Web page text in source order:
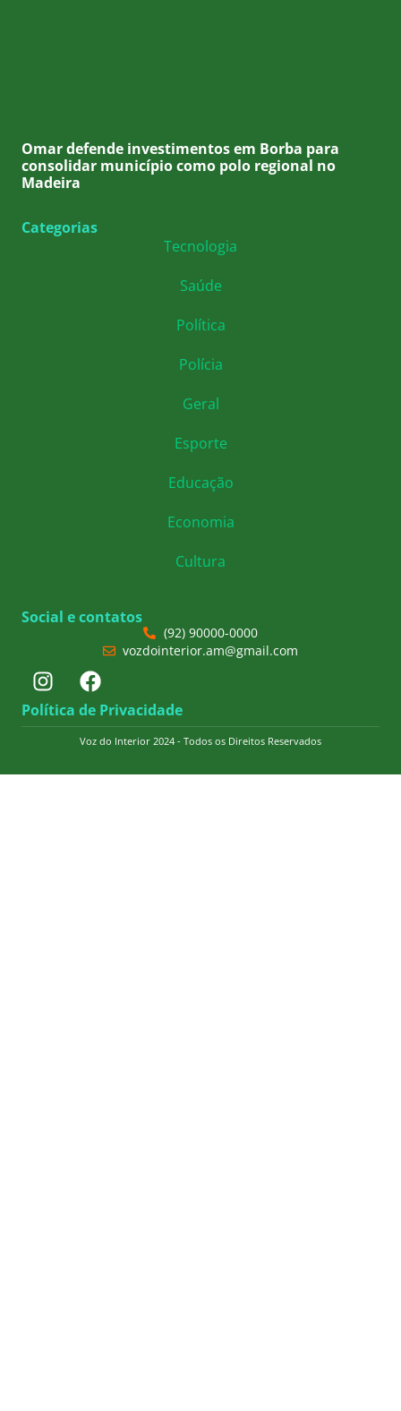
Omar defende investimentos em Borba para
consolidar município como polo regional no
Madeira
Categorias
Tecnologia
Saúde
Política
Polícia
Geral
Esporte
Educação
Economia
Cultura
Social e contatos
(92) 90000-0000
vozdointerior.am@gmail.com
Política de Privacidade
Voz do Interior 2024 - Todos os Direitos Reservados